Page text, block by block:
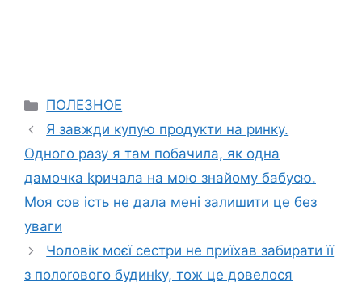
Categories
ПОЛЕЗНОЕ
Я завжди купую продукти на ринку.
Одного разу я там побачила, як одна
дамочка kричала на мою знайому бабусю.
Моя сов ість не дала мені залишити це без
уваги
Чоловік моєї сестри не приїхав забирати її
з полоrового будинkу, тож це довелося